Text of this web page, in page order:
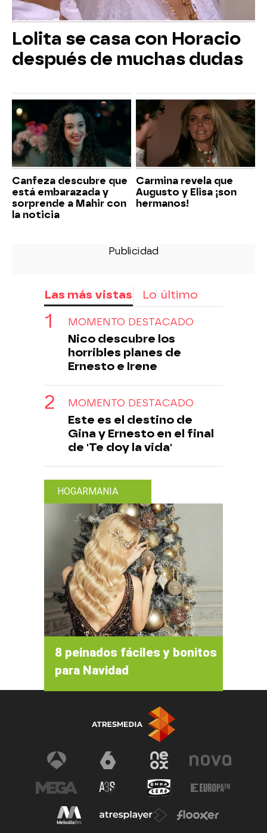
Lolita se casa con Horacio
después de muchas dudas
Canfeza descubre que
está embarazada y
sorprende a Mahir con
la noticia
Carmina revela que
Augusto y Elisa ¡son
hermanos!
Las más vistas Lo último
MOMENTO DESTACADO
Nico descubre los
horribles planes de
Ernesto e Irene
MOMENTO DESTACADO
Este es el destino de
Gina y Ernesto en el final
de 'Te doy la vida'
HOGARMANIA
8 peinados fáciles y bonitos
para Navidad